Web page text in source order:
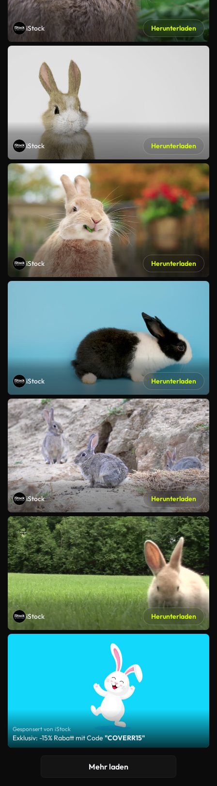
iStock Herunterladen
iStock Herunterladen
iStock Herunterladen
iStock Herunterladen
iStock Herunterladen
iStock Herunterladen
Gesponsert von iStock
Exklusiv: -15% Rabatt mit Code"COVERR15"
Mehr laden